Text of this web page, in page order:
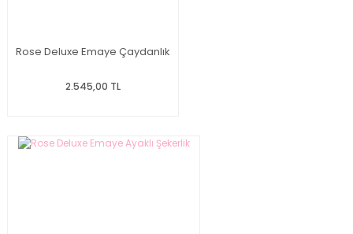
Rose Deluxe Emaye Çaydanlık
2.545,00 TL